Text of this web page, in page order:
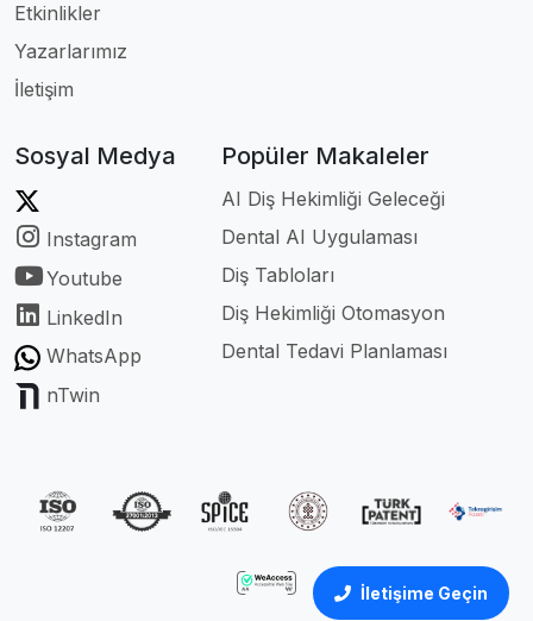
İletişime Geçin
Etkinlikler
Yazarlarımız
İletişim
Sosyal Medya
Instagram
Youtube
LinkedIn
WhatsApp
nTwin
Popüler Makaleler
AI Diş Hekimliği Geleceği
Dental AI Uygulaması
Diş Tabloları
Diş Hekimliği Otomasyon
Dental Tedavi Planlaması